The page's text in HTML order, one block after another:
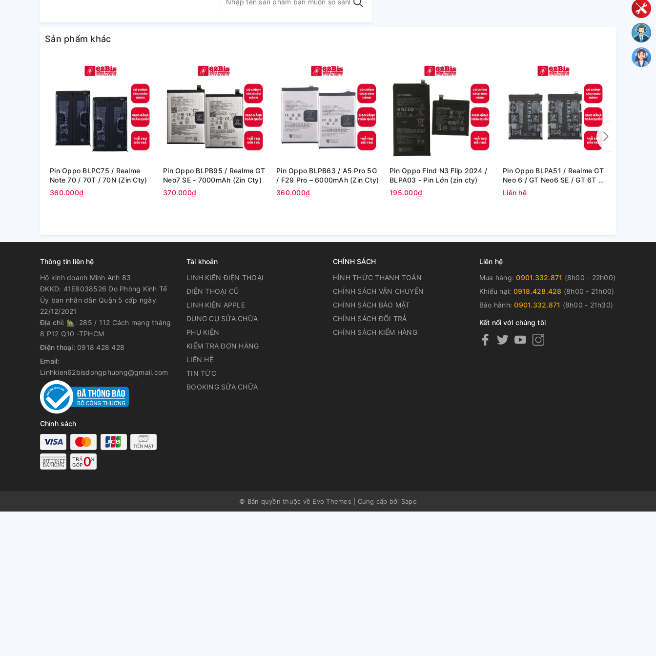
Sản phẩm khác
Pin Oppo BLPC75 / Realme
Note 70 / 70T / 70N (Zin Cty)
360.000₫
Pin Oppo BLPB95 / Realme GT
Neo7 SE - 7000mAh (Zin Cty)
370.000₫
Pin Oppo BLPB63 / A5 Pro 5G
/ F29 Pro – 6000mAh (Zin Cty)
360.000₫
Pin Oppo FInd N3 Flip 2024 /
BLPA03 - Pin Lớn (zin cty)
195.000₫
Pin Oppo BLPA51 / Realme GT
Neo 6 / GT Neo6 SE / GT 6T -
5500mAh (Zin Cty)
Liên hệ
Thông tin liên hệ
Hộ kinh doanh Minh Anh 83
ĐKKD: 41E8038526 Do Phòng Kinh Tế
Ủy ban nhân dân Quận 5 cấp ngày
22/12/2021
Địa chỉ: 🏡: 285 / 112 Cách mạng tháng
8 P12 Q10 -TPHCM
Điện thoại: 0918 428 428
Email:
Linhkien62bisdongphuong@gmail.com
Chính sách
Tài khoản
LINH KIỆN ĐIỆN THOẠI
ĐIỆN THOẠI CŨ
LINH KIỆN APPLE
DỤNG CỤ SỬA CHỮA
PHỤ KIỆN
KIỂM TRA ĐƠN HÀNG
LIÊN HỆ
TIN TỨC
BOOKING SỬA CHỮA
CHÍNH SÁCH
HÌNH THỨC THANH TOÁN
CHÍNH SÁCH VẬN CHUYỂN
CHÍNH SÁCH BẢO MẬT
CHÍNH SÁCH ĐỔI TRẢ
CHÍNH SÁCH KIỂM HÀNG
Liên hệ
Mua hàng:0901.332.871 (8h00 - 22h00)
Khiếu nại: 0918.428.428 (8h00 - 21h00)
Bảo hành:0901.332.871 (8h00 - 21h30)
Kết nối với chúng tôi
© Bản quyền thuộc về Evo Themes Cung cấp bởi Sapo